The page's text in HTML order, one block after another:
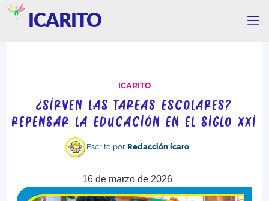
ICARITO
ICARITO
¿SIRVEN LAS TAREAS ESCOLARES?
REPENSAR LA EDUCACIÓN EN EL SIGLO XXI
Escrito por Redacción ícaro
16 de marzo de 2026